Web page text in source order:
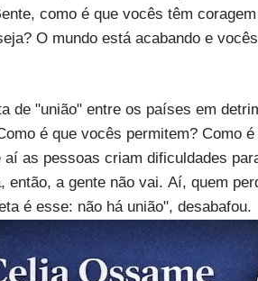
como é que vocês têm
O mundo está acabando e
de "união" entre os países em
é que vocês permitem? Como
as pessoas criam dificuldades
a gente não vai. Aí, quem
é esse: não há união", desabafou.